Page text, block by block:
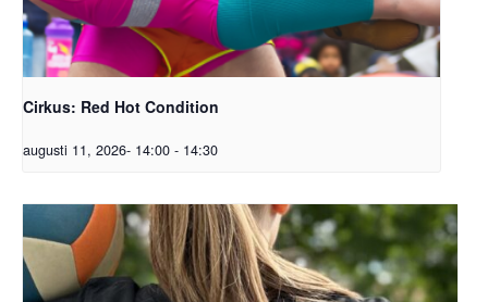
Cirkus: Red Hot Condition
augusti 11, 2026- 14:00 - 14:30